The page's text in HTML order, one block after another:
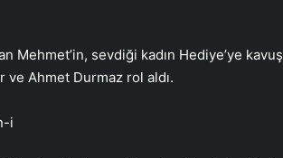
Mehmet’in, sevdiği kadın Hediye’ye
ve Ahmet Durmaz rol aldı.
i